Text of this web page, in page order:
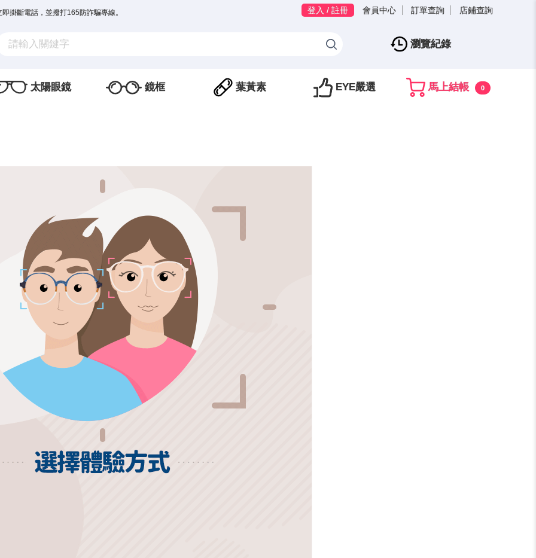
掛斷電話，並撥打165防詐騙專線。 登入 / 註冊 會員中心 訂單查詢 店鋪查詢
瀏覽紀錄
太陽眼鏡 鏡框 葉黃素 EYE嚴選 馬上結帳 0